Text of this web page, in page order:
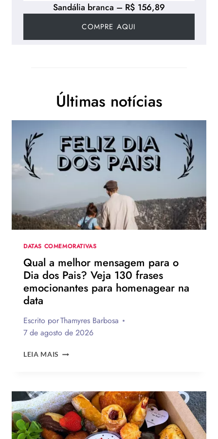
Sandália branca – R$ 156,89
COMPRE AQUI
Últimas notícias
DATAS COMEMORATIVAS
Qual a melhor mensagem para o
Dia dos Pais? Veja 130 frases
emocionantes para homenagear na
data
Escrito porThamyres Barbosa
7 de agosto de 2026
LEIA MAIS QUAL
PARA
O
DIA
DOS
PAIS?